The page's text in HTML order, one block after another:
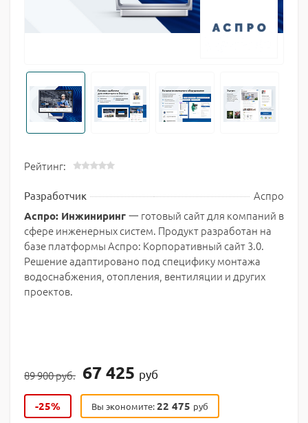
Рейтинг:
Разработчик Аспро
Аспро: Инжиниринг 一 готовый сайт для компаний в
сфере инженерных систем. Продукт разработан на
базе платформы Аспро: Корпоративный сайт 3.0.
Решение адаптировано под специфику монтажа
водоснабжения, отопления, вентиляции и других
проектов.
89 900 руб. 67 425 руб
-25% Вы экономите:22 475 руб